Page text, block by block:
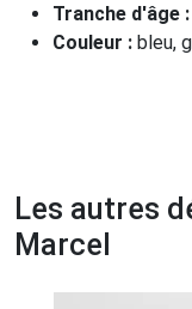
Tranche d'âge :
Couleur : bleu,
Les autres
Marcel